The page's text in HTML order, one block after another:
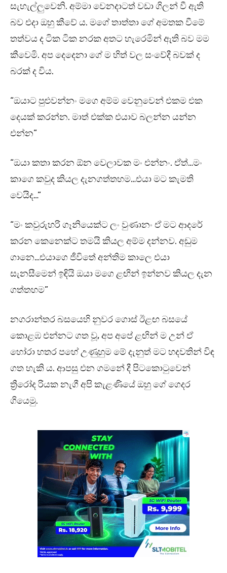
සැහැල්ලුවෙනි. අම්මා වෙනදාටත් වඩා ගිලන් වී ඇති
බව එදා ඔහු කීවේ ය. මගේ තාත්තා ගේ අමතක වීමේ
තත්වය ද ටික ටික නරක අතට හැරෙමින් ඇති බව මම
කීවෙමි. අප දෙදෙනා ගේ ම හිත් වල සංවේදී බවක් ද
බරක් ද විය.
“ඔයාට පුළුවන්නං මගෙ අම්ම වෙනුවෙන් එකම එක
දෙයක් කරන්න. මාත් එක්ක එයාව බලන්න යන්න
එන්න”
“ඔයා කතා කරන ඕන වෙලාවක මං එන්නං. ඒත්…මං
කාගෙ කවුද කියල දැනගත්තහම…එයා මට කැමති
වෙයිද…”
“මං කවුරුහරි ගෑනියෙක්ට ලං වුණානං ඒ මට ආදරේ
කරන කෙනෙක්ට තමයි කියල අම්ම දන්නව. අඩුම
ගානෙ…එයාගෙ ජීවිතේ අන්තිම කාලෙ එයා
සැනසීමෙන් ඉඳියි ඔයා මගෙ ළඟින් ඉන්නව කියල දැන
ගත්තහම”
නගරාන්තර බසයෙහි නුවර ගොස් ඊළඟ බසයේ
කොළඹ එන්නට ගත වූ, අප අපේ ළඟින් ම උන් ඒ
හෝරා හතර පහේ උණුහුම මේ දැනුත් මට හදවතින් විඳ
ගත හැකි ය. ආපසු එන ගමනේ දී පිටකොටුවෙන්
ත්‍රීරෝද රියක නැගී අපි කැළණියේ ඔහු ගේ ගෙදර
ගියෙමු.